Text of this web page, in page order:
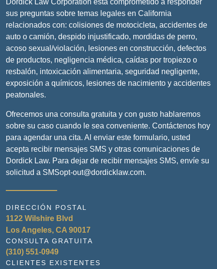
Dordick Law Corporation está comprometido a responder
sus preguntas sobre temas legales en California
relacionados con: colisiones de motocicleta, accidentes de
auto o camión, despido injustificado, mordidas de perro,
acoso sexual/violación, lesiones en construcción, defectos
de productos, negligencia médica, caídas por tropiezo o
resbalón, intoxicación alimentaria, seguridad negligente,
exposición a químicos, lesiones de nacimiento y accidentes
peatonales.
Ofrecemos una consulta gratuita y con gusto hablaremos
sobre su caso cuando le sea conveniente. Contáctenos hoy
para agendar una cita. Al enviar este formulario, usted
acepta recibir mensajes SMS y otras comunicaciones de
Dordick Law. Para dejar de recibir mensajes SMS, envíe su
solicitud a SMSopt-out@dordicklaw.com.
DIRECCIÓN POSTAL
1122 Wilshire Blvd
Los Angeles, CA 90017
CONSULTA GRATUITA
(310) 551-0949
CLIENTES EXISTENTES